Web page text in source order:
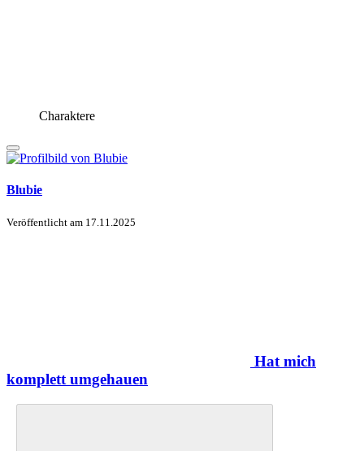
Charaktere
Blubie
Veröffentlicht am 17.11.2025
Hat mich
komplett umgehauen